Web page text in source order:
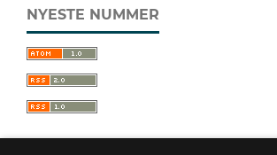
NYESTE NUMMER